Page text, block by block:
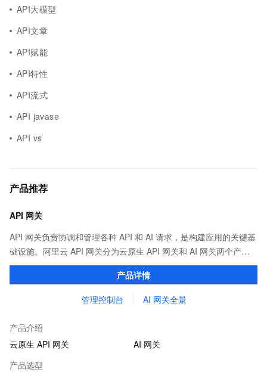
API大模型
API文章
API赋能
API特性
API流式
API javase
API vs
产品推荐
API 网关
API 网关负责协调和管理各种 API 和 AI 请求，是构建应用的关键基
础设施。阿里云 API 网关分为云原生 API 网关和 AI 网关两个产
品。
产品详情
管理控制台 AI 网关全景
产品介绍
云原生 API 网关
AI 网关
产品选型